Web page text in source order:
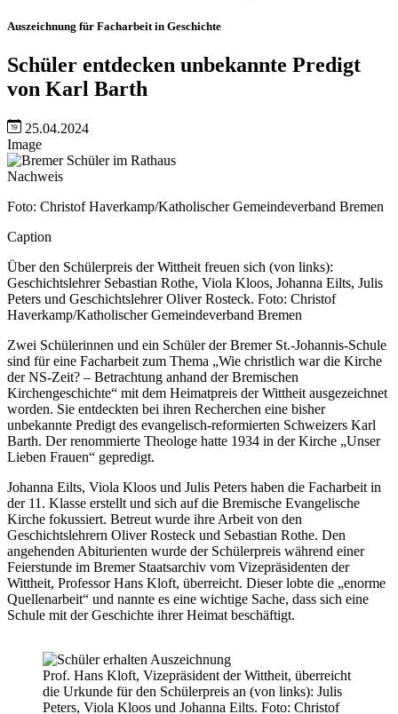
Auszeichnung für Facharbeit in Geschichte
Schüler entdecken unbekannte Predigt
von Karl Barth
25.04.2024
Image
Nachweis
Foto: Christof Haverkamp/Katholischer Gemeindeverband Bremen
Caption
Über den Schülerpreis der Wittheit freuen sich (von links):
Geschichtslehrer Sebastian Rothe, Viola Kloos, Johanna Eilts, Julis
Peters und Geschichtslehrer Oliver Rosteck. Foto: Christof
Haverkamp/Katholischer Gemeindeverband Bremen
Zwei Schülerinnen und ein Schüler der Bremer St.-Johannis-Schule
sind für eine Facharbeit zum Thema „Wie christlich war die Kirche
der NS-Zeit? – Betrachtung anhand der Bremischen
Kirchengeschichte“ mit dem Heimatpreis der Wittheit ausgezeichnet
worden. Sie entdeckten bei ihren Recherchen eine bisher
unbekannte Predigt des evangelisch-reformierten Schweizers Karl
Barth. Der renommierte Theologe hatte 1934 in der Kirche „Unser
Lieben Frauen“ gepredigt.
Johanna Eilts, Viola Kloos und Julis Peters haben die Facharbeit in
der 11. Klasse erstellt und sich auf die Bremische Evangelische
Kirche fokussiert. Betreut wurde ihre Arbeit von den
Geschichtslehrern Oliver Rosteck und Sebastian Rothe. Den
angehenden Abiturienten wurde der Schülerpreis während einer
Feierstunde im Bremer Staatsarchiv vom Vizepräsidenten der
Wittheit, Professor Hans Kloft, überreicht. Dieser lobte die „enorme
Quellenarbeit“ und nannte es eine wichtige Sache, dass sich eine
Schule mit der Geschichte ihrer Heimat beschäftigt.
Prof. Hans Kloft, Vizepräsident der Wittheit, überreicht
die Urkunde für den Schülerpreis an (von links): Julis
Peters, Viola Kloos und Johanna Eilts. Foto: Christof